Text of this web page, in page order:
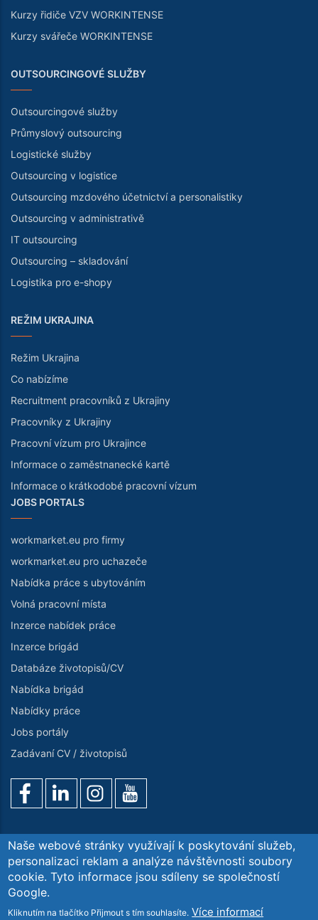
Kurzy řidiče VZV WORKINTENSE
Kurzy svářeče WORKINTENSE
OUTSOURCINGOVÉ SLUŽBY
Outsourcingové služby
Průmyslový outsourcing
Logistické služby
Outsourcing v logistice
Outsourcing mzdového účetnictví a personalistiky
Outsourcing v administrativě
IT outsourcing
Outsourcing – skladování
Logistika pro e-shopy
REŽIM UKRAJINA
Režim Ukrajina
Co nabízíme
Recruitment pracovníků z Ukrajiny
Pracovníky z Ukrajiny
Pracovní vízum pro Ukrajince
Informace o zaměstnanecké kartě
Informace o krátkodobé pracovní vízum
JOBS PORTALS
workmarket.eu pro firmy
workmarket.eu pro uchazeče
Nabídka práce s ubytováním
Volná pracovní místa
Inzerce nabídek práce
Inzerce brigád
Databáze životopisů/CV
Nabídka brigád
Nabídky práce
Jobs portály
Zadávaní CV / životopisů
Poptávka služeb O nás Kontaktujte nás
GDPR
Copyright© Workintense Personální Agentura s.r.o. All
Naše webové stránky využívají k poskytování služeb,
personalizaci reklam a analýze návštěvnosti soubory
cookie. Tyto informace jsou sdíleny se společností
Google.
Kliknutím na tlačítko Přijmout s tím souhlasíte. Více informací